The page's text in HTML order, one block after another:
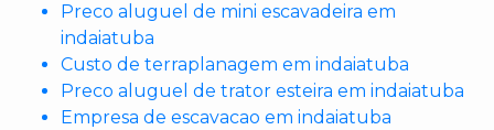
Preco aluguel de mini escavadeira em
indaiatuba
Custo de terraplanagem em indaiatuba
Preco aluguel de trator esteira em indaiatuba
Empresa de escavacao em indaiatuba